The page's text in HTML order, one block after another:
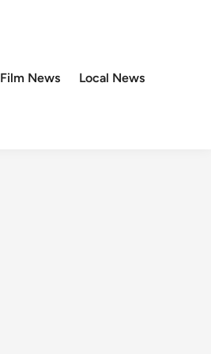
Film News Local News